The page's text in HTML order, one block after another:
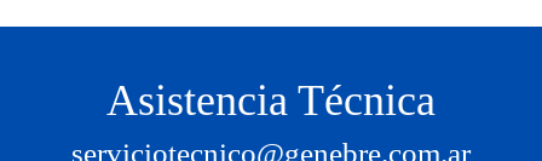
Asistencia Técnica
serviciotecnico@genebre.com.ar